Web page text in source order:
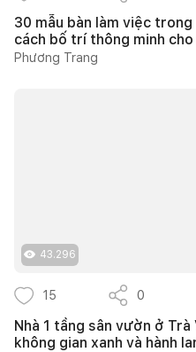
30 mẫu bàn làm việc
cách bố trí thông minh
Phương Trang
43.296
15 0
Nhà 1 tầng sân vườn ở
không gian xanh và hành